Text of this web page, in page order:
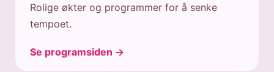
Rolige økter og programmer for å senke
tempoet.
Se programsiden →